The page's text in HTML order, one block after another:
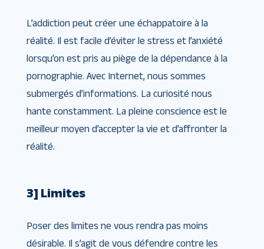
L’addiction peut créer une échappatoire à la
réalité. Il est facile d’éviter le stress et l’anxiété
lorsqu’on est pris au piège de la dépendance à la
pornographie. Avec Internet, nous sommes
submergés d’informations. La curiosité nous
hante constamment. La pleine conscience est le
meilleur moyen d’accepter la vie et d’affronter la
réalité.
3] Limites
Poser des limites ne vous rendra pas moins
désirable. Il s’agit de vous défendre contre les